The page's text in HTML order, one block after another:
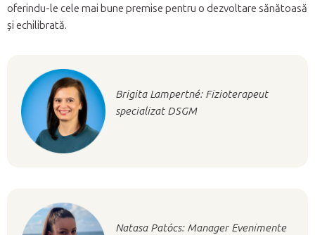
oferindu-le cele mai bune premise pentru o dezvoltare sănătoasă
și echilibrată.
Brigita Lampertné: Fizioterapeut
specializat DSGM
Natasa Patócs: Manager Evenimente